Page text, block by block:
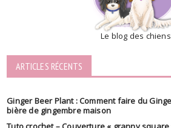
Le blog des chiens
ARTICLES RÉCENTS
Ginger Beer Plant : Comment faire du
bière de gingembre maison